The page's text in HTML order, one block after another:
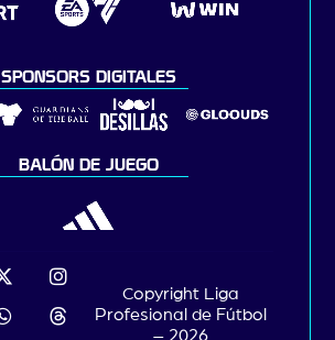
SPONSORS DIGITALES
BALÓN DE JUEGO
Copyright Liga
Profesional de Fútbol
– 2026